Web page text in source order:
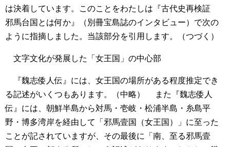
は決着しています。このことをわたしは『古代史再検証
邪馬台国とは何か』（別冊宝島誌のインタビュー）で次の
ように指摘しました。当該部分を引用します。（つづく）
文字文化が発展した「女王国」の中心部
『魏志倭人伝』には、女王国の場所がある程度推定でき
る記述がいくつもあります。（中略）
また『魏志倭人
伝』には、朝鮮半島から対馬・壱岐・松浦半島・糸島平
野・博多湾岸を経由して「邪馬壹国（女王国）」に至った
ことが記されていますが、その最後に「南、至る邪馬壹